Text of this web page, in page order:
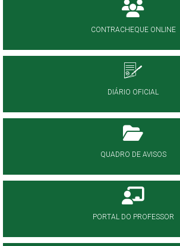
CONTRACHEQUE ONLINE
DIÁRIO OFICIAL
QUADRO DE AVISOS
PORTAL DO PROFESSOR